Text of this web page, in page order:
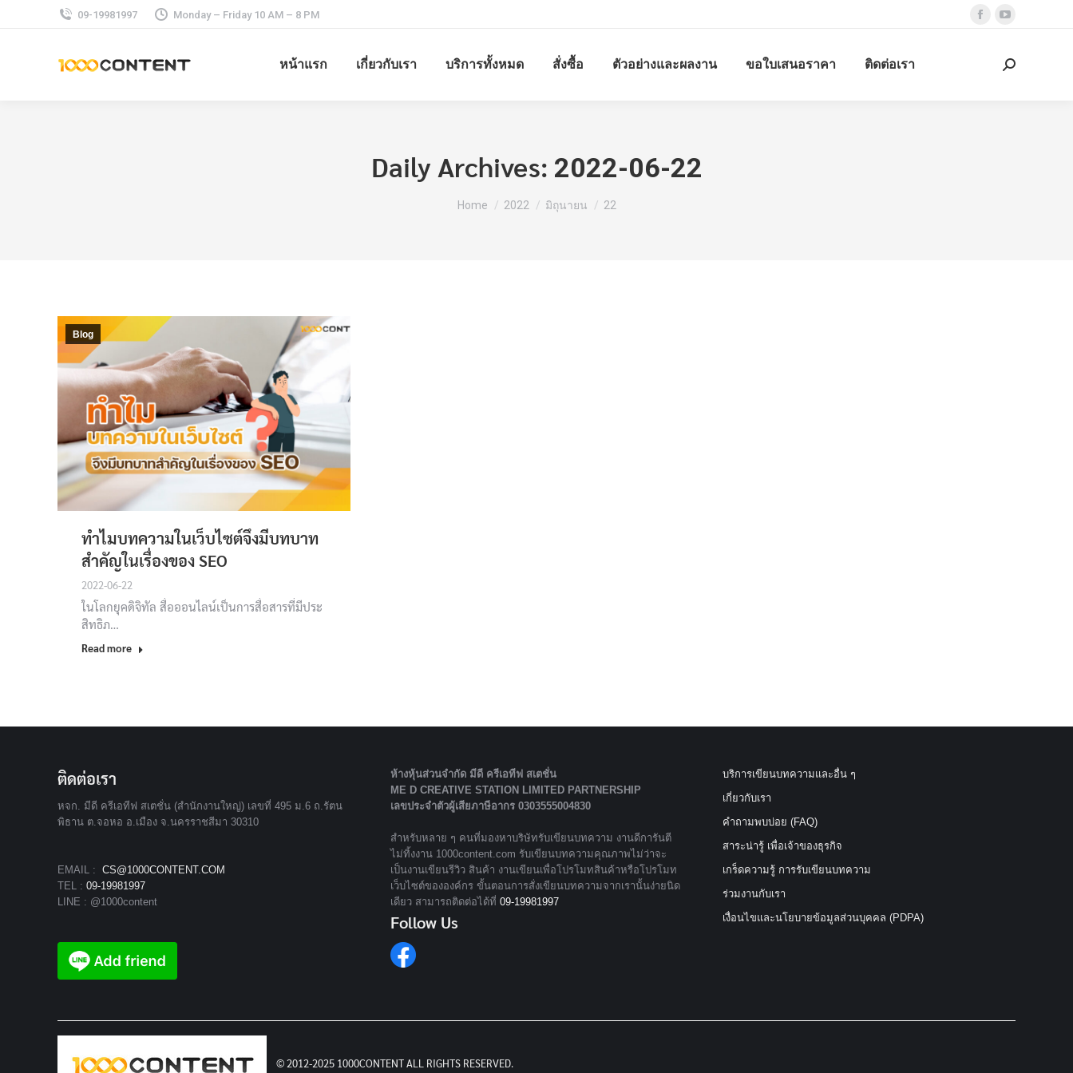
09-19981997 Monday – Friday 10 AM – 8 PM
Facebook
opens
YouTube
opens
หน้าแรก เกี่ยวกับเรา บริการทั้งหมด สั่งซื้อ ตัวอย่างและผลงาน ขอใบเสนอราคา ติดต่อเรา Search:
Daily Archives: 2022-06-22
You are here:
Home 2022 มิถุนายน 22
Blog
ทำไมบทความในเว็บไซต์จึงมีบทบาท
สำคัญในเรื่องของ SEO
2022-06-22
ในโลกยุคดิจิทัล สื่อออนไลน์เป็นการสื่อสารที่มีประ
สิทธิภ…
Read more
ติดต่อเรา
หจก. มีดี ครีเอทีฟ สเตชั่น (สำนักงานใหญ่) เลขที่ 495 ม.6 ถ.รัตน
พิธาน ต.จอหอ อ.เมือง จ.นครราชสีมา 30310
EMAIL : CS@1000CONTENT.COM
TEL : 09-19981997
LINE : @1000content
ห้างหุ้นส่วนจํากัด มีดี ครีเอทีฟ สเตชั่น
ME D CREATIVE STATION LIMITED PARTNERSHIP
เลขประจำตัวผู้เสียภาษีอากร 0303555004830
สำหรับหลาย ๆ คนที่มองหาบริษัทรับเขียนบทความ งานดีการันตี
ไม่ทิ้งงาน 1000content.com รับเขียนบทความคุณภาพไม่ว่าจะ
เป็นงานเขียนรีวิว สินค้า งานเขียนเพื่อโปรโมทสินค้าหรือโปรโมท
เว็บไซต์ขององค์กร ขั้นตอนการสั่งเขียนบทความจากเรานั้นง่ายนิด
เดียว สามารถติดต่อได้ที่ 09-19981997
Follow Us
บริการเขียนบทความและอื่น ๆ
เกี่ยวกับเรา
คำถามพบบ่อย (FAQ)
สาระน่ารู้ เพื่อเจ้าของธุรกิจ
เกร็ดความรู้ การรับเขียนบทความ
ร่วมงานกับเรา
เงื่อนไขและนโยบายข้อมูลส่วนบุคคล (PDPA)
© 2012-2025 1000CONTENT ALL RIGHTS RESERVED.